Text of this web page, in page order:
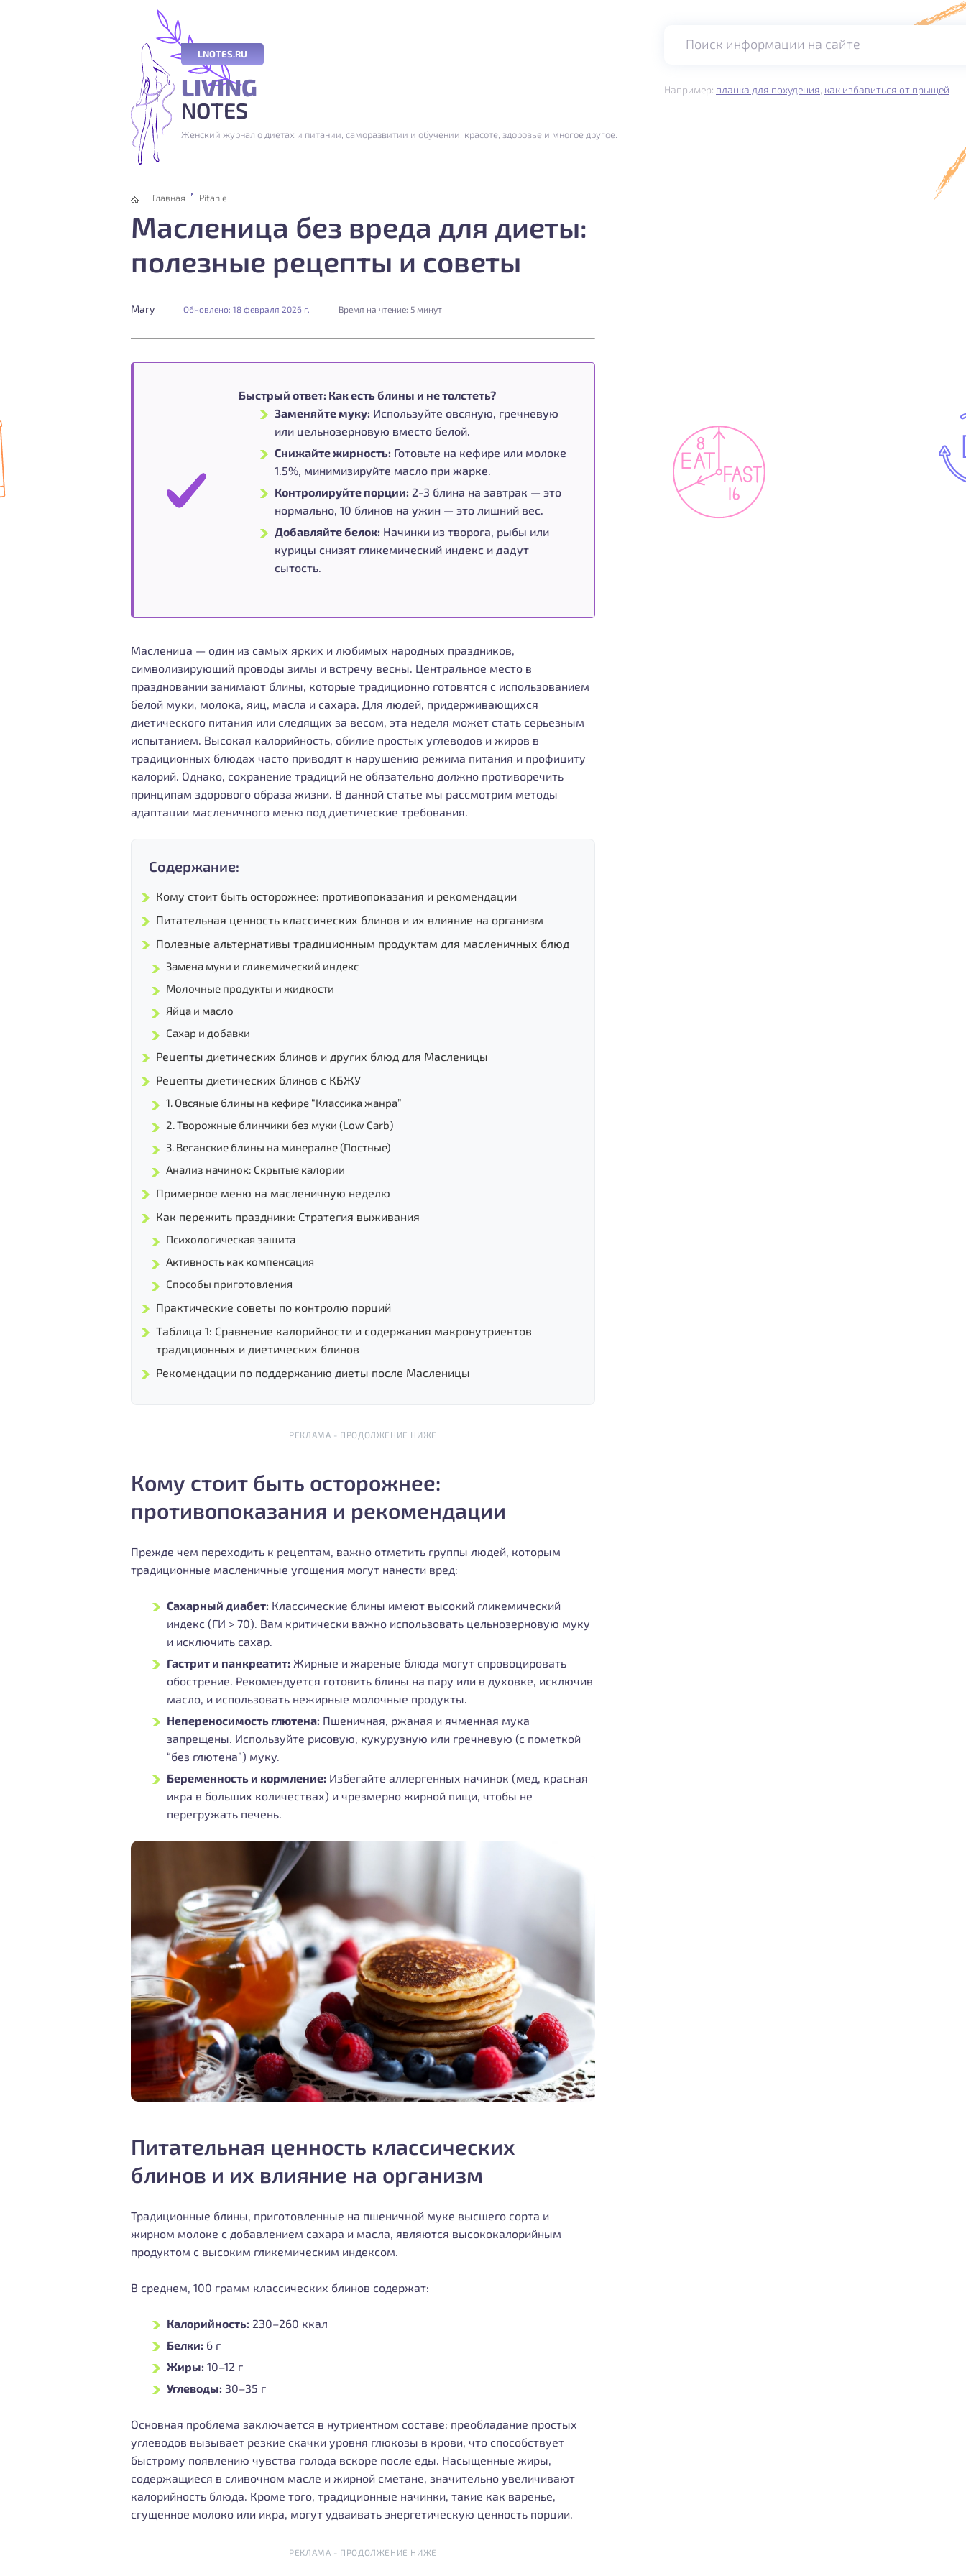
LNOTES.RU
LIVING
NOTES
Женский журнал о диетах и питании, саморазвитии и обучении, красоте, здоровье и многое другое.
Например: планка для похудения, как избавиться от прыщей
Главная Pitanie
Масленица без вреда для диеты:
полезные рецепты и советы
Mary Обновлено: 18 февраля 2026 г. Время на чтение: 5 минут
Быстрый ответ: Как есть блины и не толстеть?
Заменяйте муку: Используйте овсяную, гречневую
или цельнозерновую вместо белой.
Снижайте жирность: Готовьте на кефире или молоке
1.5%, минимизируйте масло при жарке.
Контролируйте порции: 2-3 блина на завтрак — это
нормально, 10 блинов на ужин — это лишний вес.
Добавляйте белок: Начинки из творога, рыбы или
курицы снизят гликемический индекс и дадут
сытость.
Масленица — один из самых ярких и любимых народных праздников,
символизирующий проводы зимы и встречу весны. Центральное место в
праздновании занимают блины, которые традиционно готовятся с использованием
белой муки, молока, яиц, масла и сахара. Для людей, придерживающихся
диетического питания или следящих за весом, эта неделя может стать серьезным
испытанием. Высокая калорийность, обилие простых углеводов и жиров в
традиционных блюдах часто приводят к нарушению режима питания и профициту
калорий. Однако, сохранение традиций не обязательно должно противоречить
принципам здорового образа жизни. В данной статье мы рассмотрим методы
адаптации масленичного меню под диетические требования.
Содержание:
Кому стоит быть осторожнее: противопоказания и рекомендации
Питательная ценность классических блинов и их влияние на организм
Полезные альтернативы традиционным продуктам для масленичных блюд
Замена муки и гликемический индекс
Молочные продукты и жидкости
Яйца и масло
Сахар и добавки
Рецепты диетических блинов и других блюд для Масленицы
Рецепты диетических блинов с КБЖУ
1. Овсяные блины на кефире “Классика жанра”
2. Творожные блинчики без муки (Low Carb)
3. Веганские блины на минералке (Постные)
Анализ начинок: Скрытые калории
Примерное меню на масленичную неделю
Как пережить праздники: Стратегия выживания
Психологическая защита
Активность как компенсация
Способы приготовления
Практические советы по контролю порций
Таблица 1: Сравнение калорийности и содержания макронутриентов
традиционных и диетических блинов
Рекомендации по поддержанию диеты после Масленицы
РЕКЛАМА - ПРОДОЛЖЕНИЕ НИЖЕ
Кому стоит быть осторожнее:
противопоказания и рекомендации
Прежде чем переходить к рецептам, важно отметить группы людей, которым
традиционные масленичные угощения могут нанести вред:
Сахарный диабет: Классические блины имеют высокий гликемический
индекс (ГИ > 70). Вам критически важно использовать цельнозерновую муку
и исключить сахар.
Гастрит и панкреатит: Жирные и жареные блюда могут спровоцировать
обострение. Рекомендуется готовить блины на пару или в духовке, исключив
масло, и использовать нежирные молочные продукты.
Непереносимость глютена: Пшеничная, ржаная и ячменная мука
запрещены. Используйте рисовую, кукурузную или гречневую (с пометкой
“без глютена”) муку.
Беременность и кормление: Избегайте аллергенных начинок (мед, красная
икра в больших количествах) и чрезмерно жирной пищи, чтобы не
перегружать печень.
Питательная ценность классических
блинов и их влияние на организм
Традиционные блины, приготовленные на пшеничной муке высшего сорта и
жирном молоке с добавлением сахара и масла, являются высококалорийным
продуктом с высоким гликемическим индексом.
В среднем, 100 грамм классических блинов содержат:
Калорийность: 230–260 ккал
Белки: 6 г
Жиры: 10–12 г
Углеводы: 30–35 г
Основная проблема заключается в нутриентном составе: преобладание простых
углеводов вызывает резкие скачки уровня глюкозы в крови, что способствует
быстрому появлению чувства голода вскоре после еды. Насыщенные жиры,
содержащиеся в сливочном масле и жирной сметане, значительно увеличивают
калорийность блюда. Кроме того, традиционные начинки, такие как варенье,
сгущенное молоко или икра, могут удваивать энергетическую ценность порции.
РЕКЛАМА - ПРОДОЛЖЕНИЕ НИЖЕ